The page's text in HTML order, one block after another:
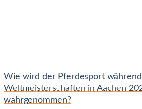
Wie wird der Pferdesport
Weltmeisterschaften in Aachen
wahrgenommen?